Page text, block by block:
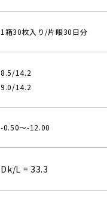
1箱30枚入り/片眼30日分
8.5/14.2
9.0/14.2
-0.50～-12.00
Dk/L = 33.3